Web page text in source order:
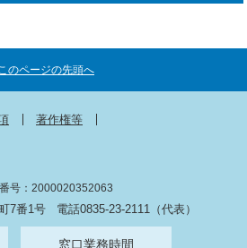
のページの先頭へ
著作権等
号：2000020352063
7番1号 電話0835-23-2111（代表）
窓口業務時間